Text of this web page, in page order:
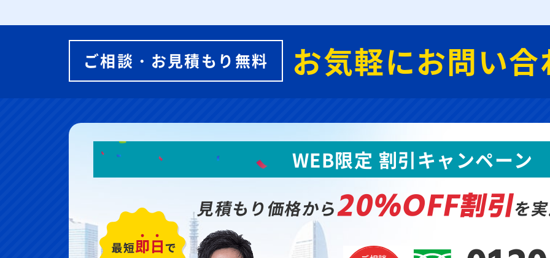
ご相談・お見積もり無料 お気軽にお問い
WEB限定 割引キャンペーン
見積もり価格から20%OFF割引を